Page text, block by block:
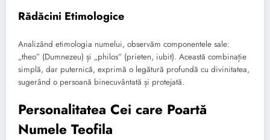
Rădăcini Etimologice
Analizând etimologia numelui, observăm componentele sale:
„theo” (Dumnezeu) și „philos” (prieten, iubit). Această combinație
simplă, dar puternică, exprimă o legătură profundă cu divinitatea,
sugerând o persoană binecuvântată și protejată.
Personalitatea Cei care Poartă
Numele Teofila